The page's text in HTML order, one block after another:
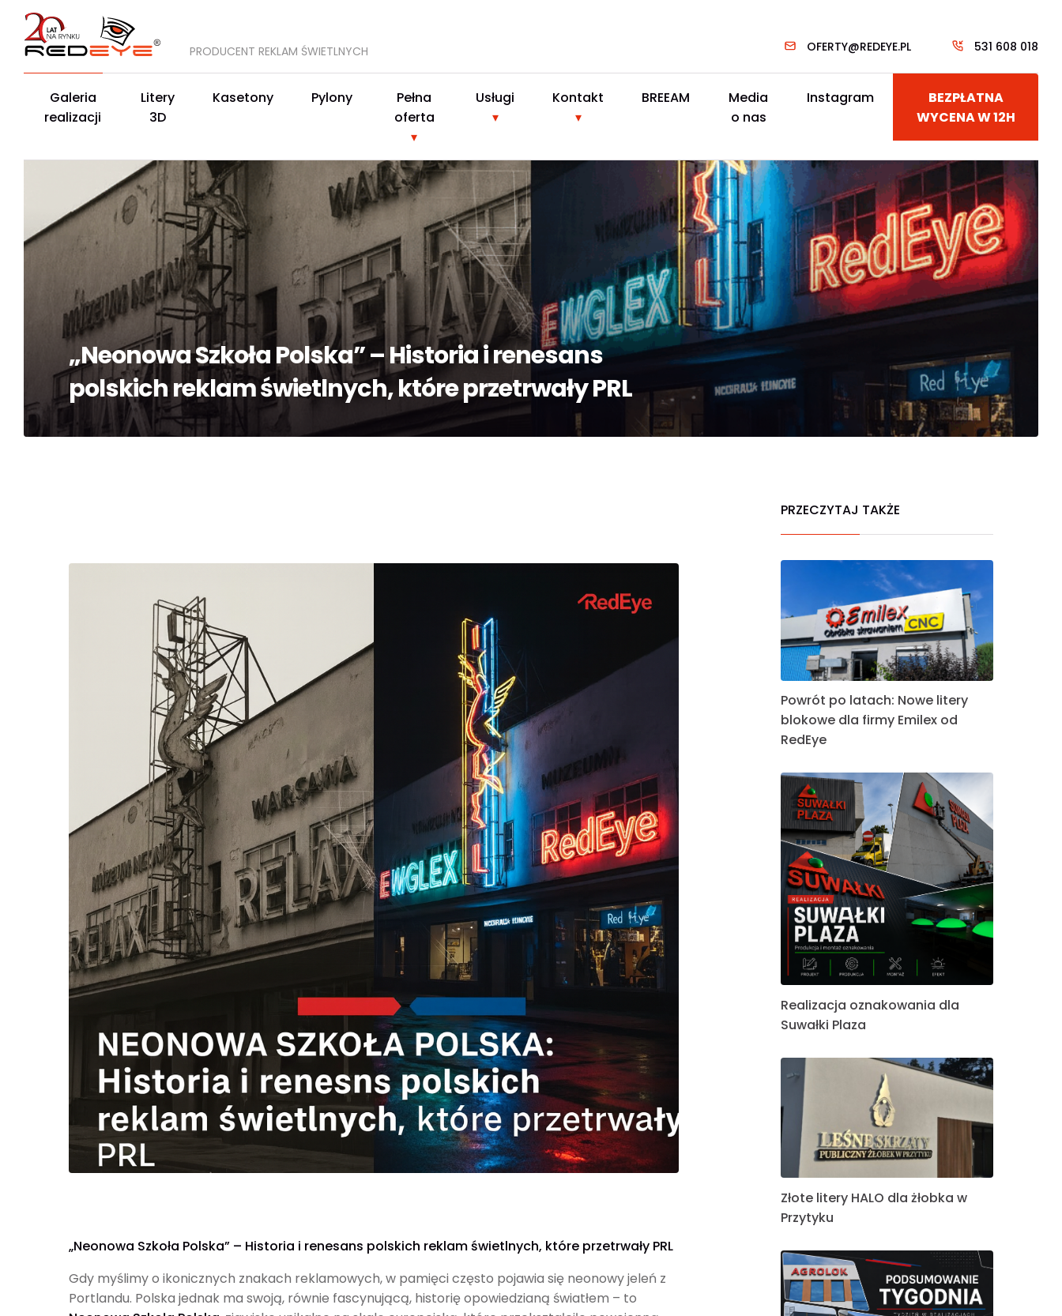
PRODUCENT REKLAM ŚWIETLNYCH 531 608 018
OFERTY@REDEYE.PL
Galeria
realizacji
Litery
3D
Kasetony Pylony
Pełna
oferta
Usługi Kontakt BREEAM
Media
o nas
Instagram
BEZPŁATNA
WYCENA W 12H
„Neonowa Szkoła Polska” – Historia i renesans
polskich reklam świetlnych, które przetrwały PRL
„Neonowa Szkoła Polska” – Historia i renesans polskich reklam świetlnych, które przetrwały PRL
Gdy myślimy o ikonicznych znakach reklamowych, w pamięci często pojawia się neonowy jeleń z
Portlandu. Polska jednak ma swoją, równie fascynującą, historię opowiedzianą światłem – to
PRZECZYTAJ TAKŻE
Powrót po latach: Nowe litery
blokowe dla firmy Emilex od
RedEye
Realizacja oznakowania dla
Suwałki Plaza
Złote litery HALO dla żłobka w
Przytyku